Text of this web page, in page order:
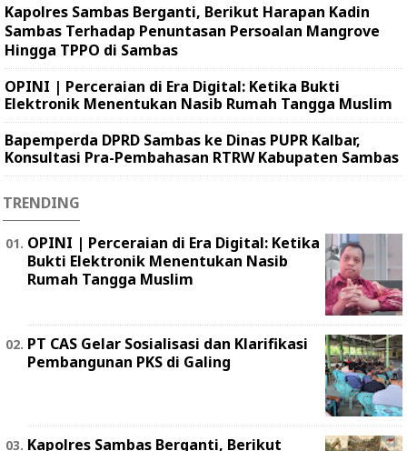
Kapolres Sambas Berganti, Berikut Harapan Kadin
Sambas Terhadap Penuntasan Persoalan Mangrove
Hingga TPPO di Sambas
OPINI | Perceraian di Era Digital: Ketika Bukti
Elektronik Menentukan Nasib Rumah Tangga Muslim
Bapemperda DPRD Sambas ke Dinas PUPR Kalbar,
Konsultasi Pra-Pembahasan RTRW Kabupaten Sambas
TRENDING
OPINI | Perceraian di Era Digital: Ketika
Bukti Elektronik Menentukan Nasib
Rumah Tangga Muslim
PT CAS Gelar Sosialisasi dan Klarifikasi
Pembangunan PKS di Galing
Kapolres Sambas Berganti, Berikut